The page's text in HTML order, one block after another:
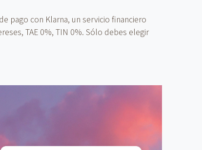
pago con Klarna, un servicio financiero
TAE 0%, TIN 0%. Sólo debes elegir